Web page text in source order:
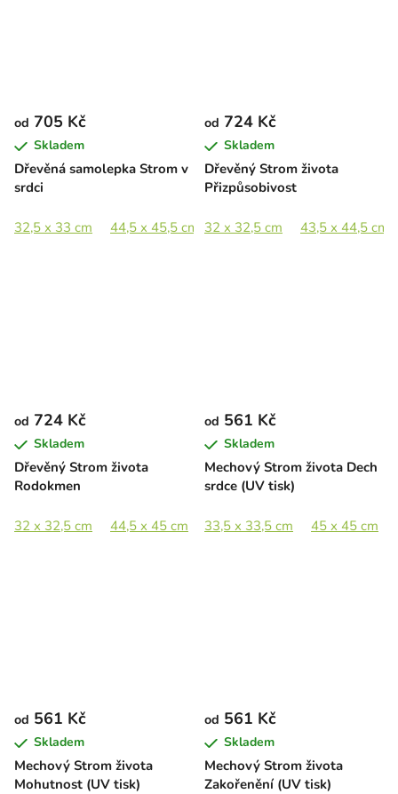
Dřevěná samolepka Strom v
srdci
od 705 Kč
Skladem
32,5 x 33 cm 44,5 x 45,5 cm 65 x 66 cm 89 x 90,5 cm
Dřevěný Strom života
Přizpůsobivost
od 724 Kč
Skladem
32 x 32,5 cm 43,5 x 44,5 cm
Dřevěný Strom života
Rodokmen
od 724 Kč
Skladem
32 x 32,5 cm 44,5 x 45 cm 64 x 65 cm 89 x 90,5 cm
Mechový Strom života Dech
srdce (UV tisk)
od 561 Kč
Skladem
33,5 x 33,5 cm 45 x 45 cm
Mechový Strom života
Mohutnost (UV tisk)
od 561 Kč
Skladem
Mechový Strom života
Zakořenění (UV tisk)
od 561 Kč
Skladem